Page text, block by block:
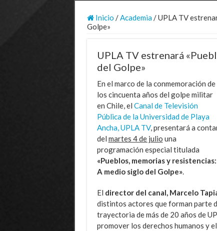
Inicio / Academia /UPLA TV
Golpe»
UPLA TV estrenará
del Golpe»
En el marco de la conmemoración de
los cincuenta años del golpe militar
en Chile, el Canal de Televisión
Pública de la Universidad de Playa
Ancha, UPLA TV, presentará a
del martes 4 de julio una
programación especial titulada
«Pueblos, memorias y resistencias:
A medio siglo del Golpe».
El director del canal, Marcelo
distintos actores que forman parte
trayectoria de más de 20 años de
promover los derechos humanos y